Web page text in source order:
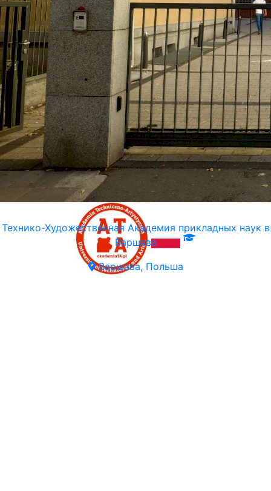
Технико-Художественная Академия прикладных наук в
Варшаве
Варшава, Польша